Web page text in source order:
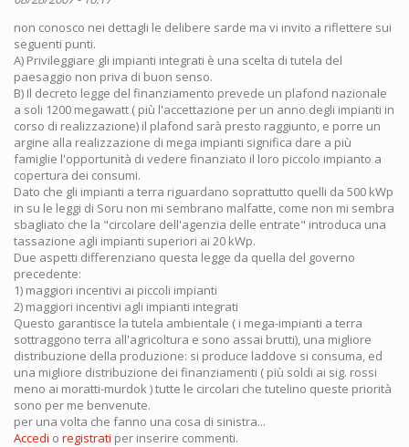
non conosco nei dettagli le delibere sarde ma vi invito a riflettere sui
seguenti punti.
A) Privileggiare gli impianti integrati è una scelta di tutela del
paesaggio non priva di buon senso.
B) Il decreto legge del finanziamento prevede un plafond nazionale
a soli 1200 megawatt ( più l'accettazione per un anno degli impianti in
corso di realizzazione) il plafond sarà presto raggiunto, e porre un
argine alla realizzazione di mega impianti significa dare a più
famiglie l'opportunità di vedere finanziato il loro piccolo impianto a
copertura dei consumi.
Dato che gli impianti a terra riguardano soprattutto quelli da 500 kWp
in su le leggi di Soru non mi sembrano malfatte, come non mi sembra
sbagliato che la "circolare dell'agenzia delle entrate" introduca una
tassazione agli impianti superiori ai 20 kWp.
Due aspetti differenziano questa legge da quella del governo
precedente:
1) maggiori incentivi ai piccoli impianti
2) maggiori incentivi agli impianti integrati
Questo garantisce la tutela ambientale ( i mega-impianti a terra
sottraggono terra all'agricoltura e sono assai brutti), una migliore
distribuzione della produzione: si produce laddove si consuma, ed
una migliore distribuzione dei finanziamenti ( più soldi ai sig. rossi
meno ai moratti-murdok ) tutte le circolari che tutelino queste priorità
sono per me benvenute.
per una volta che fanno una cosa di sinistra...
Accedi o registrati per inserire commenti.